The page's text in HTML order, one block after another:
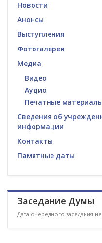
Новости
Анонсы
Выступления
Фотогалерея
Медиа
Видео
Аудио
Печатные материалы
Сведения об
информации
Контакты
Памятные даты
Заседание Думы
Дата очередного заседания